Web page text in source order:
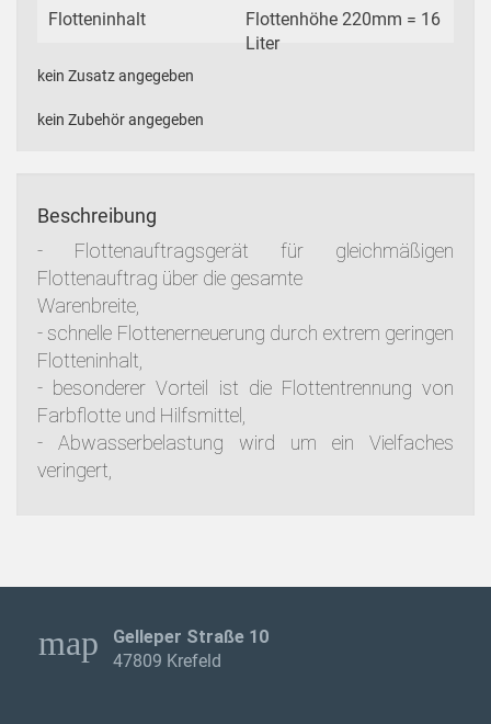
Flotteninhalt
Flottenhöhe 220mm = 16
Liter
kein Zusatz angegeben
kein Zubehör angegeben
Beschreibung
- Flottenauftragsgerät für gleichmäßigen
Flottenauftrag über die gesamte
Warenbreite,
- schnelle Flottenerneuerung durch extrem geringen
Flotteninhalt,
- besonderer Vorteil ist die Flottentrennung von
Farbflotte und Hilfsmittel,
- Abwasserbelastung wird um ein Vielfaches
veringert,
map
Gelleper Straße 10
47809 Krefeld